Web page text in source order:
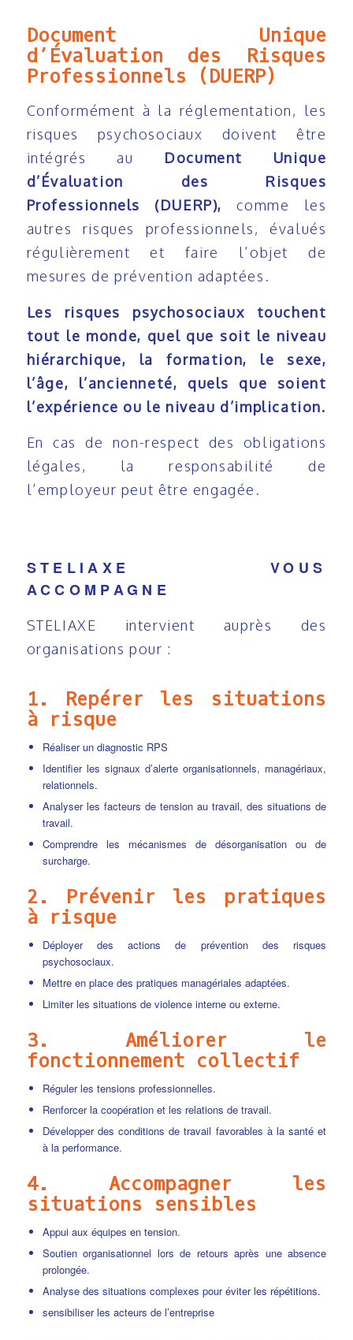
Document Unique
d’Évaluation des Risques
Professionnels (DUERP)
Conformément à la réglementation, les
risques psychosociaux doivent être
intégrés au Document Unique
d’Évaluation des Risques
Professionnels (DUERP),comme les
autres risques professionnels, évalués
régulièrement et faire l’objet de
mesures de prévention adaptées.
Les risques psychosociaux touchent
tout le monde, quel que soit le niveau
hiérarchique, la formation, le sexe,
l’âge, l’ancienneté, quels que soient
l’expérience ou le niveau d’implication.
En cas de non-respect des obligations
légales, la responsabilité de
l’employeur peut être engagée.
STELIAXE VOUS
ACCOMPAGNE
STELIAXE intervient auprès des
organisations pour :
1. Repérer les situations
à risque
Réaliser un diagnostic RPS
Identifier les signaux d’alerte organisationnels, managériaux,
relationnels.
Analyser les facteurs de tension au travail, des situations de
travail.
Comprendre les mécanismes de désorganisation ou de
surcharge.
2. Prévenir les pratiques
à risque
Déployer des actions de prévention des risques
psychosociaux.
Mettre en place des pratiques managériales adaptées.
Limiter les situations de violence interne ou externe.
3. Améliorer le
fonctionnement collectif
Réguler les tensions professionnelles.
Renforcer la coopération et les relations de travail.
Développer des conditions de travail favorables à la santé et
à la performance.
4. Accompagner les
situations sensibles
Appui aux équipes en tension.
Soutien organisationnel lors de retours après une absence
prolongée.
Analyse des situations complexes pour éviter les répétitions.
sensibiliser les acteurs de l’entreprise